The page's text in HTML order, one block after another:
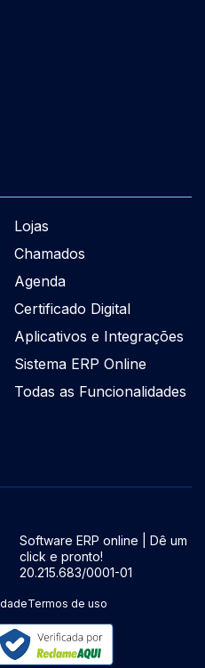
Lojas
Chamados
Agenda
Certificado Digital
Aplicativos e Integrações
Sistema ERP Online
Todas as Funcionalidades
Software ERP online | Dê um
click e pronto!
20.215.683/0001-01
Termos de uso